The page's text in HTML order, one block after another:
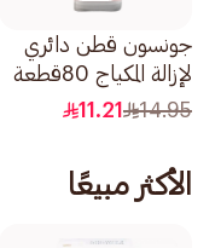
جونسون قطن دائري
لإزالة المكياج 80قطعة
14.95
11.21
الأكثر مبيعًا